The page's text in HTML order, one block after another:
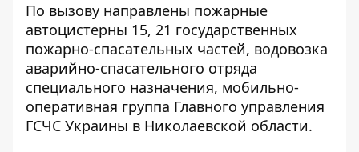
По вызову направлены пожарные
автоцистерны 15, 21 государственных
пожарно-спасательных частей, водовозка
аварийно-спасательного отряда
специального назначения, мобильно-
оперативная группа Главного управления
ГСЧС Украины в Николаевской области.